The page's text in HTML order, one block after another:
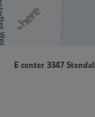
E center 3347 Stendal